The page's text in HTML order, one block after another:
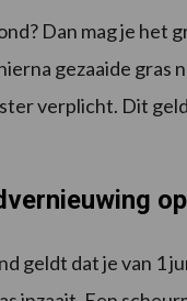
Dan mag je het
gezaaide
verplicht. Dit
geldt dat je van 1